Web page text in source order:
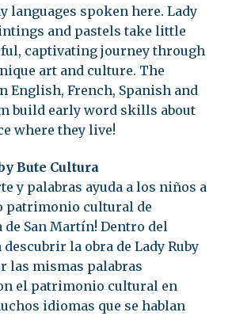
languages spoken here. Lady
and pastels take little
captivating journey through
art and culture. The
English, French, Spanish and
build early word skills about
where they live!
Bute Cultura
y palabras ayuda a los niños a
patrimonio cultural de
de San Martín! Dentro del
la obra de Lady Ruby
las mismas palabras
el patrimonio cultural en
idiomas que se hablan